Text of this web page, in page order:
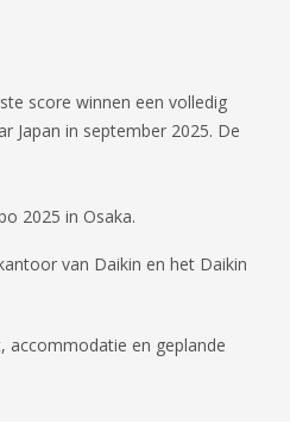
score winnen een volledig
Japan in september 2025. De
2025 in Osaka.
van Daikin en het Daikin
accommodatie en geplande